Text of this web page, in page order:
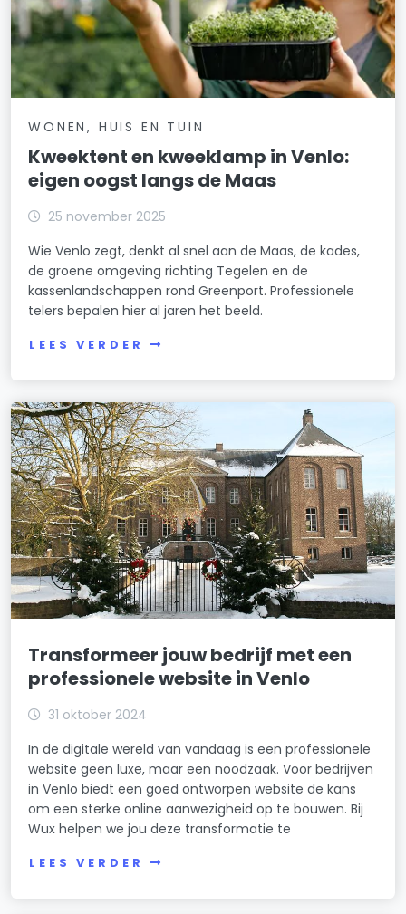
WONEN, HUIS EN TUIN
Kweektent en kweeklamp in Venlo:
eigen oogst langs de Maas
25 november 2025
Wie Venlo zegt, denkt al snel aan de Maas, de kades,
de groene omgeving richting Tegelen en de
kassenlandschappen rond Greenport. Professionele
telers bepalen hier al jaren het beeld.
LEES VERDER
Transformeer jouw bedrijf met een
professionele website in Venlo
31 oktober 2024
In de digitale wereld van vandaag is een professionele
website geen luxe, maar een noodzaak. Voor bedrijven
in Venlo biedt een goed ontworpen website de kans
om een sterke online aanwezigheid op te bouwen. Bij
Wux helpen we jou deze transformatie te
LEES VERDER